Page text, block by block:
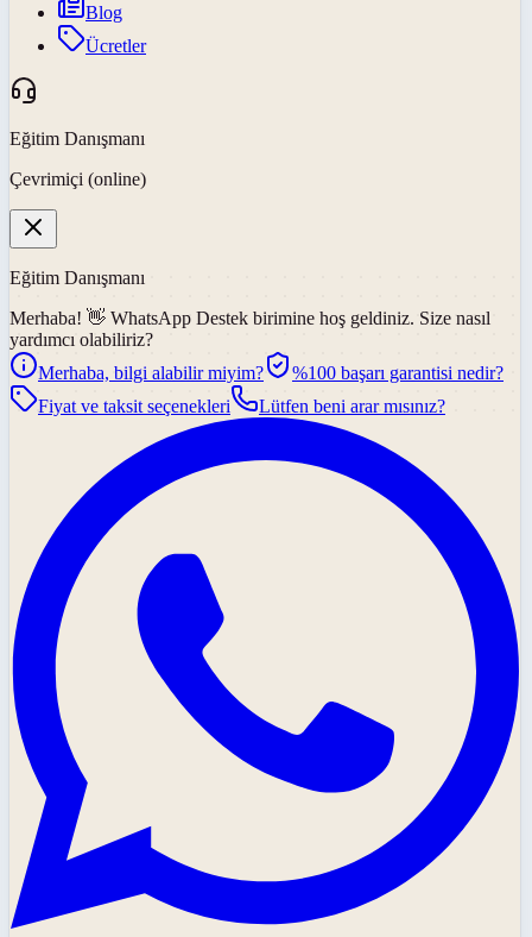
Blog
Ücretler
Eğitim Danışmanı
Çevrimiçi (online)
Eğitim Danışmanı
Merhaba! 👋 WhatsApp Destek birimine hoş geldiniz. Size nasıl
yardımcı olabiliriz?
Merhaba, bilgi alabilir miyim?
%100 başarı garantisi nedir?
Fiyat ve taksit seçenekleri
Lütfen beni arar mısınız?